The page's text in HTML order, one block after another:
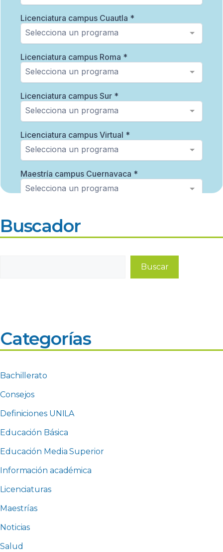
Buscador
Buscar
Categorías
Bachillerato
Consejos
Definiciones UNILA
Educación Básica
Educación Media Superior
Información académica
Licenciaturas
Maestrías
Noticias
Salud